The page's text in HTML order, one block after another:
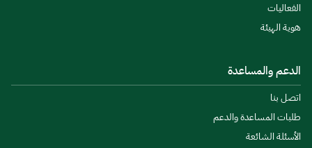
الفعاليات
هوية الهيئة
الدعم والمساعدة
اتصل بنا
طلبات المساعدة والدعم
الأسئلة الشائعة